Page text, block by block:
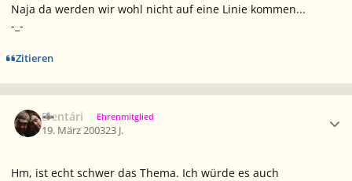
Naja da werden wir wohl nicht auf eine Linie kommen...
-_-
Zitieren
Elentári Ehrenmitglied
19. März 200323 J.
Hm, ist echt schwer das Thema. Ich würde es auch